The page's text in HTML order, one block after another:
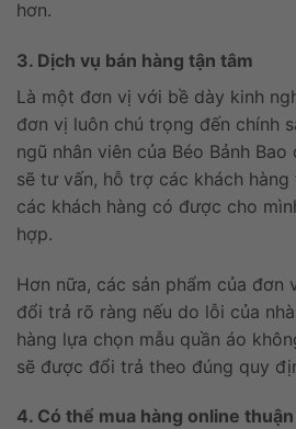
hơn.
3. Dịch vụ bán hàng tận tâm
Là một đơn vị với bề dày kinh
đơn vị luôn chú trọng đến chính
ngũ nhân viên của Béo Bảnh
sẽ tư vấn, hỗ trợ các khách
các khách hàng có được cho
hợp.
Hơn nữa, các sản phẩm của đơn
đổi trả rõ ràng nếu do lỗi của
hàng lựa chọn mẫu quần áo
sẽ được đổi trả theo đúng quy
4. Có thể mua hàng online